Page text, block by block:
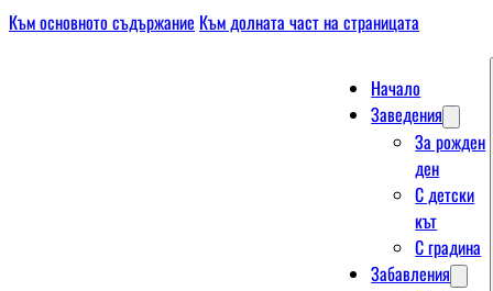
Към основното съдържание Към долната част на страницата
Начало
Заведения
За рожден
ден
С детски
кът
С градина
Забавления